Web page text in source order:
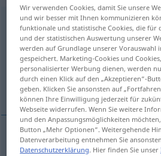
hochnehmen v/t
Übersicht aller
(Für mehr Details die Übersetzung
举起, 抱起, 讥笑
举起[jǔqǐ] hochnehmen
Wir verwenden Cookies, damit Sie unsere
und wir besser mit Ihnen kommunizieren
funktionale und statistische Cookies, die für
und der statistischen Auswertung unserer
werden auf Grundlage unserer Vorauswahl
gespeichert. Marketing-Cookies und
personalisierter Werbung dienen, werden
durch einen Klick auf den „Akzeptieren“-
geben. Klicken Sie ansonsten auf
können Ihre Einwilligung jederzeit für
Webseite widerrufen. Wenn Sie weitere
und den Anpassungsmöglichkeiten
Button „Mehr Optionen“. Weitergehende
Datenverarbeitung entnehmen Sie
Datenschutzerklärung. Hier finden Sie unser